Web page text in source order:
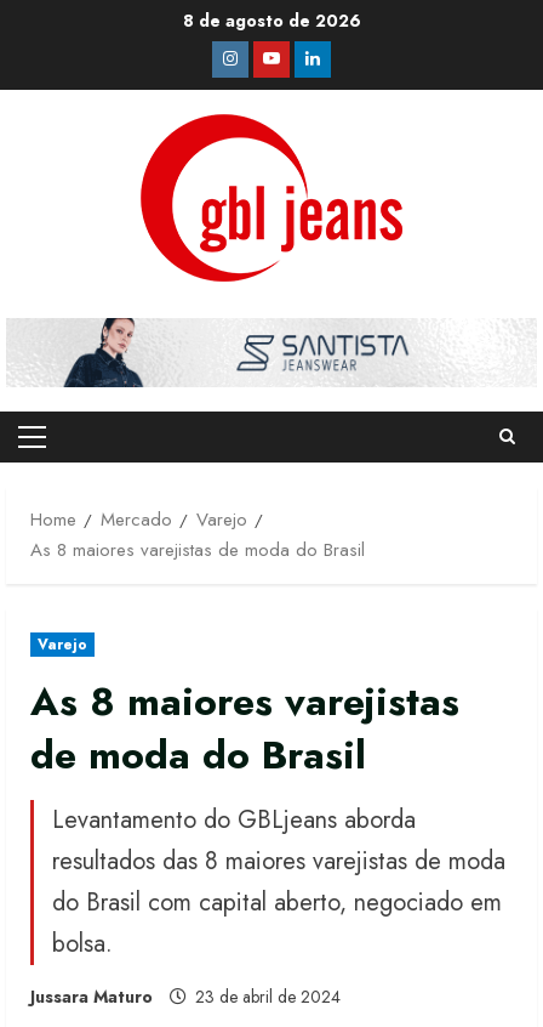
8 de agosto de 2026
Instagram
YoutubeLinkedin
Primary
Home
Mercado
Varejo
As 8 maiores varejistas de moda do Brasil
Varejo
As 8 maiores varejistas
de moda do Brasil
Levantamento do GBLjeans aborda
resultados das 8 maiores varejistas de moda
do Brasil com capital aberto, negociado em
bolsa.
Jussara Maturo 23 de abril de 2024